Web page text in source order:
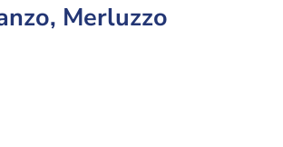
Merluzzo